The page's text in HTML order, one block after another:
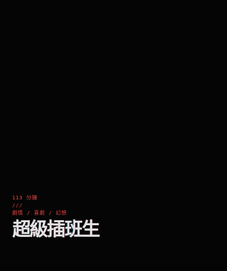
113 分鐘
///
劇情 / 喜劇 / 幻想
超級插班生